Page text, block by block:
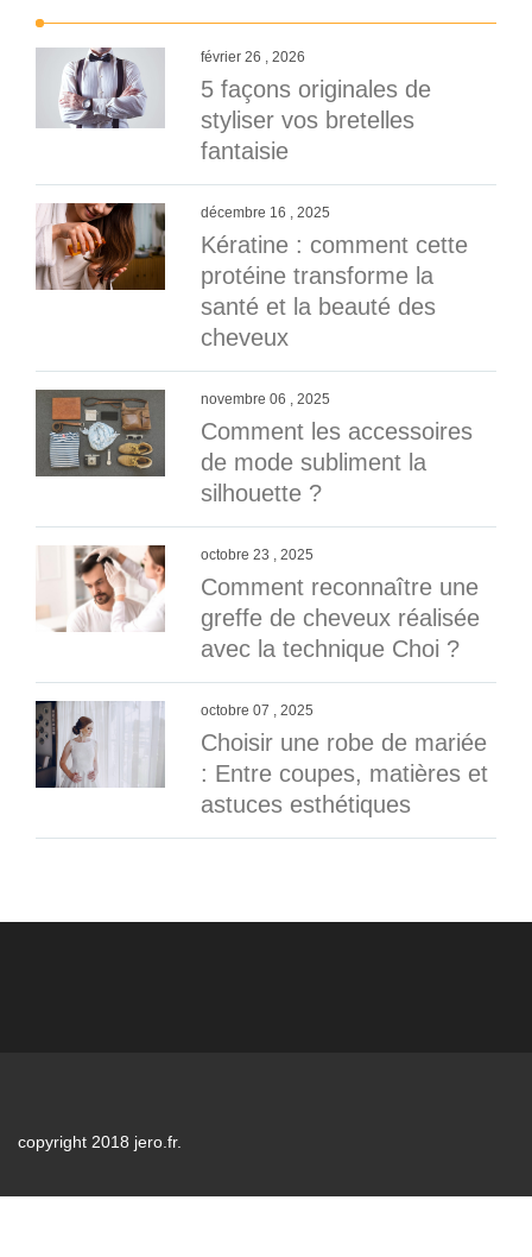
février 26 , 2026
5 façons originales de
styliser vos bretelles
fantaisie
décembre 16 , 2025
Kératine : comment cette
protéine transforme la
santé et la beauté des
cheveux
novembre 06 , 2025
Comment les accessoires
de mode subliment la
silhouette ?
octobre 23 , 2025
Comment reconnaître une
greffe de cheveux réalisée
avec la technique Choi ?
octobre 07 , 2025
Choisir une robe de mariée
: Entre coupes, matières et
astuces esthétiques
copyright 2018 jero.fr.